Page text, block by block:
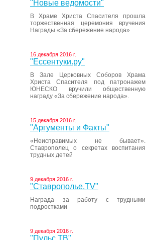
"Новые ведомости"
В Храме Христа Спасителя прошла
торжественная церемония вручения
Награды «За сбережение народа»
16 декабря 2016 г.
"Ессентуки.ру"
В Зале Церковных Соборов Храма
Христа Спасителя под патронажем
ЮНЕСКО вручили общественную
награду «За сбережение народа».
15 декабря 2016 г.
"Аргументы и Факты"
«Неисправимых не бывает».
Ставрополец о секретах воспитания
трудных детей
9 декабря 2016 г.
"Ставрополье.TV"
Награда за работу с трудными
подростками
9 декабря 2016 г.
"Пульс ТВ"